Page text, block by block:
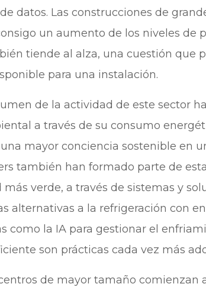
datos. Las construcciones de
un aumento de los niveles de
tiende al alza, una cuestión que
para una instalación.
de la actividad de este sector
a través de su consumo
mayor conciencia sostenible en
también han formado parte de
verde, a través de sistemas y
alternativas a la refrigeración con
como la IA para gestionar el
son prácticas cada vez más
de mayor tamaño comienzan